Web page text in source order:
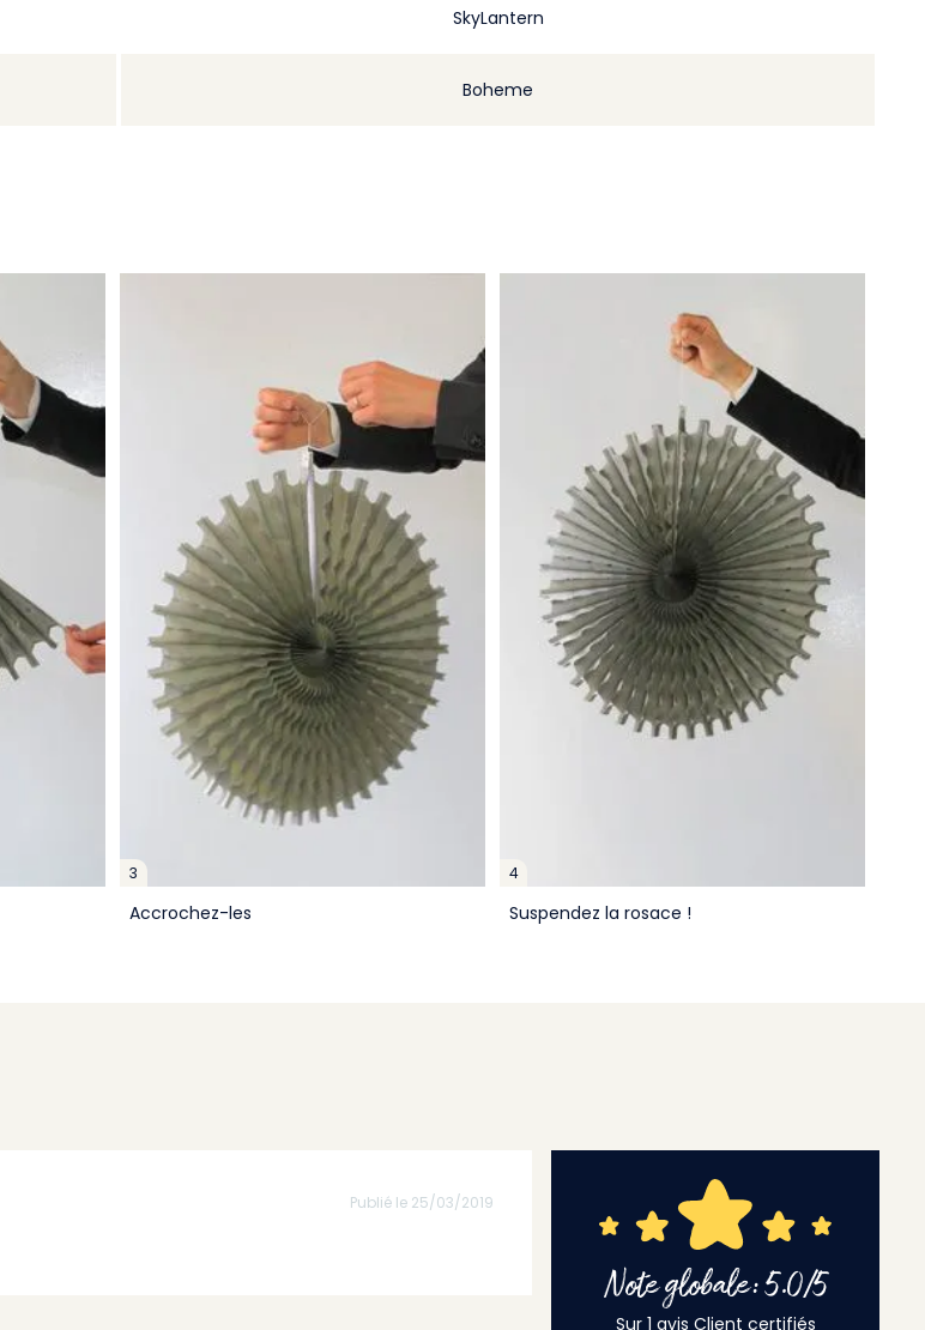
SkyLantern
Boheme
3
Accrochez-les
4
Suspendez la rosace !
Publié le 25/03/2019
Note globale: 5.0/5
Sur 1 avis Client certifiés